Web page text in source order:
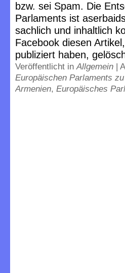
bzw. sei Spam. Die
Parlaments ist
sachlich und inhaltlich
Facebook diesen
publiziert haben,
Veröffentlicht inAllgemein |
Europäischen Parlaments
Armenien, Europäisches